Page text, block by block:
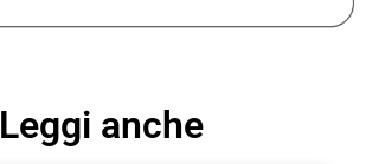
Leggi anche